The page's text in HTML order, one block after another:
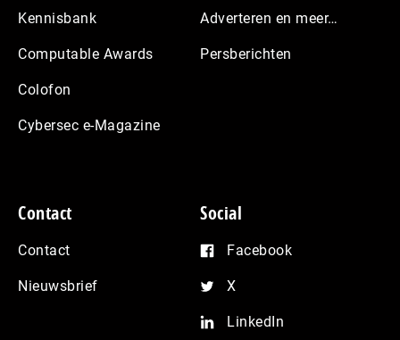
Kennisbank
Computable Awards
Colofon
Cybersec e-Magazine
Adverteren en meer…
Persberichten
Contact
Contact
Nieuwsbrief
Social
Facebook
X
LinkedIn